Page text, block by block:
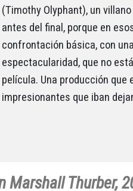
(Timothy Olyphant), un
antes del final, porque en
confrontación básica, con
espectacularidad, que no
película. Una producción
impresionantes que iban
Marshall Thurber,